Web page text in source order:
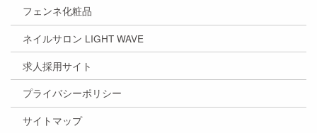
フェンネ化粧品
ネイルサロン LIGHT WAVE
求人採用サイト
プライバシーポリシー
サイトマップ